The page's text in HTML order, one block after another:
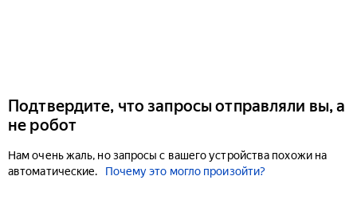
Подтвердите, что запросы отправляли вы, а
не робот
Нам очень жаль, но запросы с вашего устройства похожи на
автоматические.
Почему это могло произойти?